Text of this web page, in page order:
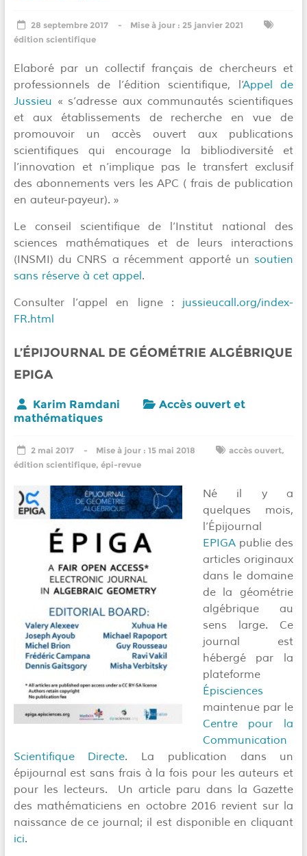
28 septembre 2017
25 janvier 2021
édition scientifique
Elaboré par un collectif français de chercheurs et
professionnels de l’édition scientifique, l’Appel de
Jussieu « s’adresse aux communautés scientifiques
et aux établissements de recherche en vue de
promouvoir un accès ouvert aux publications
scientifiques qui encourage la bibliodiversité et
l’innovation et n’implique pas le transfert exclusif
des abonnements vers les APC ( frais de publication
en auteur-payeur). »
Le conseil scientifique de l’Institut national des
sciences mathématiques et de leurs interactions
(INSMI) du CNRS a récemment apporté un soutien
sans réserve à cet appel.
Consulter l’appel en ligne : jussieucall.org/index-
FR.html
L’ÉPIJOURNAL DE GÉOMÉTRIE ALGÉBRIQUE
EPIGA
Karim Ramdani
Accès ouvert et
mathématiques
2 mai 2017 15 mai 2018 accès ouvert,
édition scientifique, épi-revue
Né il y a
quelques mois,
l’Épijournal
EPIGApublie des
articles originaux
dans le domaine
de la géométrie
algébrique au
sens large. Ce
journal est
hébergé par la
plateforme
Épisciences
maintenue par le
Centre pour la
Communication
Scientifique Directe. La publication dans un
épijournal est sans frais à la fois pour les auteurs et
pour les lecteurs. Un article paru dans la Gazette
des mathématiciens en octobre 2016 revient sur la
naissance de ce journal; il est disponible en cliquant
ici.